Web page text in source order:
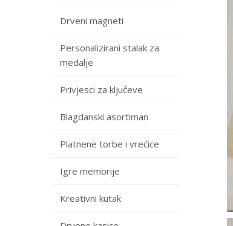
Drveni magneti
Personalizirani stalak za
medalje
Privjesci za ključeve
Blagdanski asortiman
Platnene torbe i vrećice
Igre memorije
Kreativni kutak